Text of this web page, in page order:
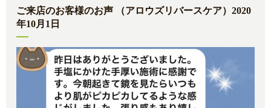
ご来店のお客様のお声 （アロウズリバースケア）2020
年10月1日